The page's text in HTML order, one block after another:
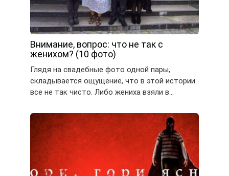
Внимание, вопрос: что не так с
женихом? (10 фото)
Глядя на свадебные фото одной пары,
складывается ощущение, что в этой истории
все не так чисто. Либо жениха взяли в…